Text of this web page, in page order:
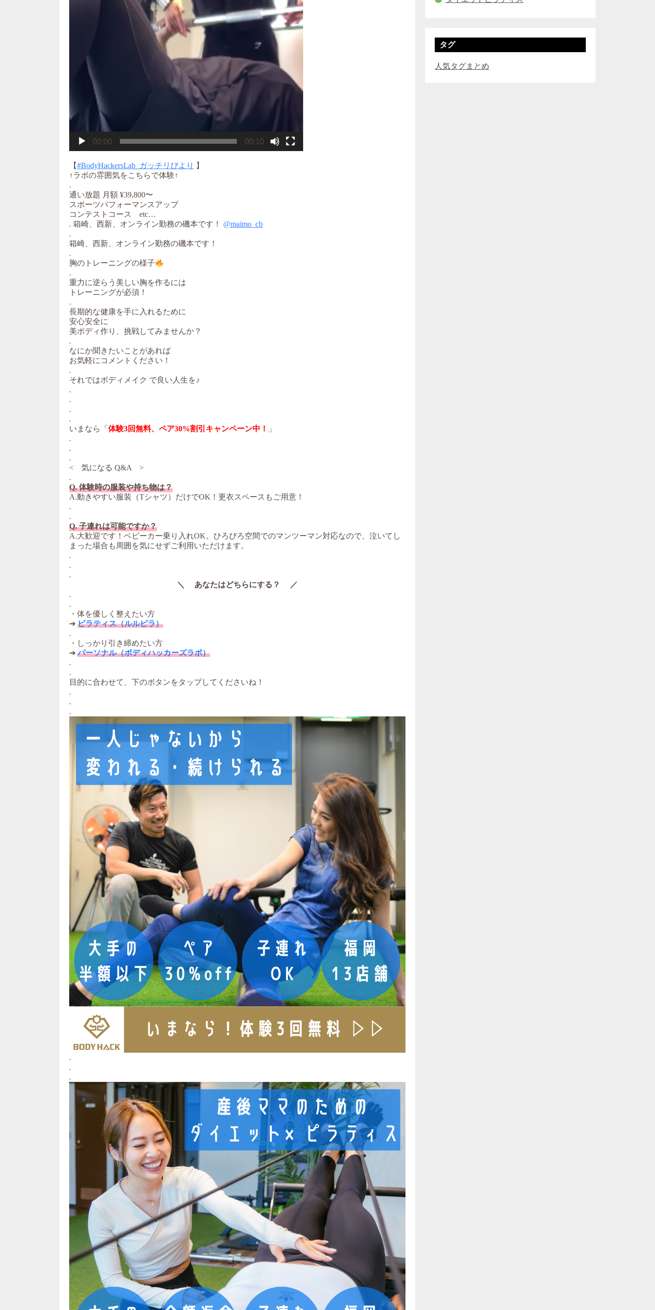
00:00 00:10
【#BodyHackersLab_ガッチリびより
】
↑ラボの雰囲気をこちらで体験↑
.
通い放題 月額 ¥39,800〜
スポーツパフォーマンスアップ
コンテストコース etc…
. 箱崎、西新、オンライン勤務の磯本です！ @maimo_cb
.
箱崎、西新、オンライン勤務の磯本です！
.
胸のトレーニングの様子
.
重力に逆らう美しい胸を作るには
トレーニングが必須！
.
長期的な健康を手に入れるために
安心安全に
美ボディ作り、挑戦してみませんか？
.
なにか聞きたいことがあれば
お気軽にコメントください！
.
それではボディメイク で良い人生を♪
.
.
.
.
いまなら「 体験3回無料、ペア30%割引キャンペーン中！
」
.
.
.
< 気になる Q&A >
.
Q. 体験時の服装や持ち物は？
A.動きやすい服装（Tシャツ）だけでOK！更衣スペースもご用意！
.
.
Q. 子連れは可能ですか？
A.大歓迎です！ベビーカー乗り入れOK。ひろびろ空間でのマンツーマン対応なので、泣いてし
まった場合も周囲を気にせずご利用いただけます。
.
.
.
＼ あなたはどちらにする？ ／
.
.
・体を優しく整えたい方
➔ ピラティス（ルルピラ）
.
・しっかり引き締めたい方
➔パーソナル（ボディハッカーズラボ）
.
.
目的に合わせて、下のボタンをタップしてくださいね！
.
.
.
.
.
.
タグ
人気タグまとめ